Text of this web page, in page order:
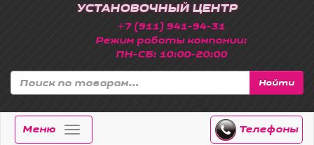
УСТАНОВОЧНЫЙ ЦЕНТР
+7 (911) 941-94-31
Режим работы компании:
ПН-СБ: 10:00-20:00
Найти
Меню Телефоны